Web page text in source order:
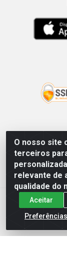
O nosso site
terceiros
relevante de
qualidade do
Aceitar
Av
Issam
Paulo/ SP -